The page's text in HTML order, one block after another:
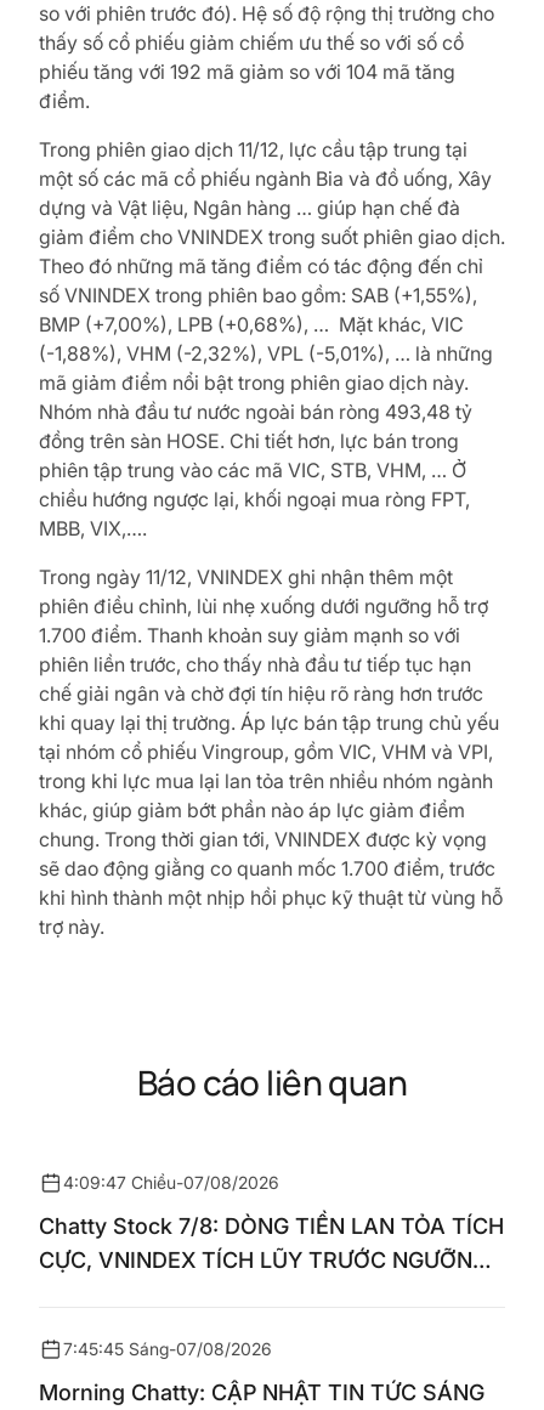
so với phiên trước đó). Hệ số độ rộng thị trường cho
thấy số cổ phiếu giảm chiếm ưu thế so với số cổ
phiếu tăng với 192 mã giảm so với 104 mã tăng
điểm.
Trong phiên giao dịch 11/12, lực cầu tập trung tại
một số các mã cổ phiếu ngành Bia và đồ uống, Xây
dựng và Vật liệu, Ngân hàng … giúp hạn chế đà
giảm điểm cho VNINDEX trong suốt phiên giao dịch.
Theo đó những mã tăng điểm có tác động đến chỉ
số VNINDEX trong phiên bao gồm: SAB (+1,55%),
BMP (+7,00%), LPB (+0,68%), … Mặt khác, VIC
(-1,88%), VHM (-2,32%), VPL (-5,01%), … là những
mã giảm điểm nổi bật trong phiên giao dịch này.
Nhóm nhà đầu tư nước ngoài bán ròng 493,48 tỷ
đồng trên sàn HOSE. Chi tiết hơn, lực bán trong
phiên tập trung vào các mã VIC, STB, VHM, … Ở
chiều hướng ngược lại, khối ngoại mua ròng FPT,
MBB, VIX,….
Trong ngày 11/12, VNINDEX ghi nhận thêm một
phiên điều chỉnh, lùi nhẹ xuống dưới ngưỡng hỗ trợ
1.700 điểm. Thanh khoản suy giảm mạnh so với
phiên liền trước, cho thấy nhà đầu tư tiếp tục hạn
chế giải ngân và chờ đợi tín hiệu rõ ràng hơn trước
khi quay lại thị trường. Áp lực bán tập trung chủ yếu
tại nhóm cổ phiếu Vingroup, gồm VIC, VHM và VPI,
trong khi lực mua lại lan tỏa trên nhiều nhóm ngành
khác, giúp giảm bớt phần nào áp lực giảm điểm
chung. Trong thời gian tới, VNINDEX được kỳ vọng
sẽ dao động giằng co quanh mốc 1.700 điểm, trước
khi hình thành một nhịp hồi phục kỹ thuật từ vùng hỗ
trợ này.
Báo cáo liên quan
4:09:47 Chiều-07/08/2026
Chatty Stock 7/8: DÒNG TIỀN LAN TỎA TÍCH
CỰC, VNINDEX TÍCH LŨY TRƯỚC NGƯỠNG
7:45:45 Sáng-07/08/2026
Morning Chatty: CẬP NHẬT TIN TỨC SÁNG